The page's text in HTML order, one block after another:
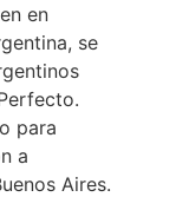
en
se
para
a
Aires.